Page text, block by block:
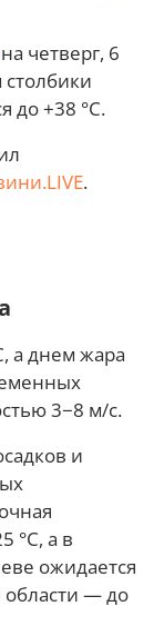
на четверг, 6
столбики
до +38 °С.
.
а днем жара
3−8 м/с.
и
°С, а в
ожидается
области — до